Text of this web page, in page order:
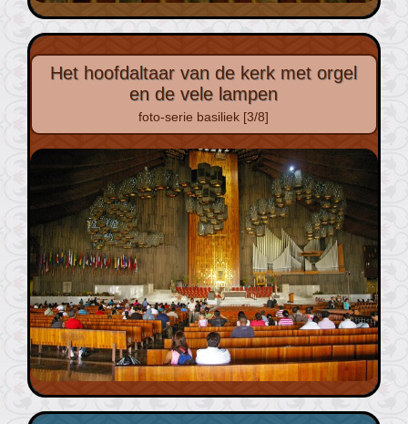
Het hoofdaltaar van de kerk met orgel
en de vele lampen
foto-serie basiliek [3/8]